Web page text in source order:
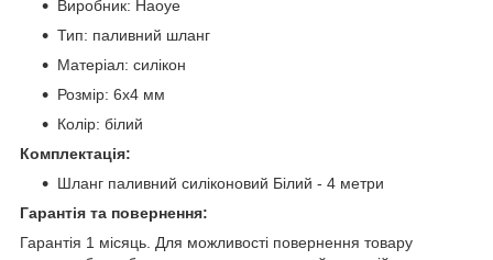
Виробник: Haoye
Тип: паливний шланг
Матеріал: силікон
Розмір: 6х4 мм
Колір: білий
Комплектація:
Шланг паливний силіконовий Білий - 4 метри
Гарантія та повернення:
Гарантія 1 місяць. Для можливості повернення товару